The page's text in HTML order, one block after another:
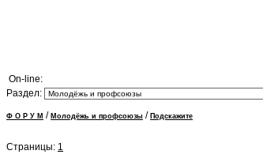
On-line:
Раздел:
Ф О Р У М / Молодёжь и профсоюзы / Подскажите
Страницы: 1